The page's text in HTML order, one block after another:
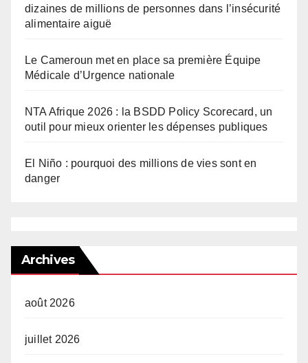
dizaines de millions de personnes dans l’insécurité
alimentaire aiguë
Le Cameroun met en place sa première Équipe
Médicale d’Urgence nationale
NTA Afrique 2026 : la BSDD Policy Scorecard, un
outil pour mieux orienter les dépenses publiques
El Niño : pourquoi des millions de vies sont en
danger
Archives
août 2026
juillet 2026